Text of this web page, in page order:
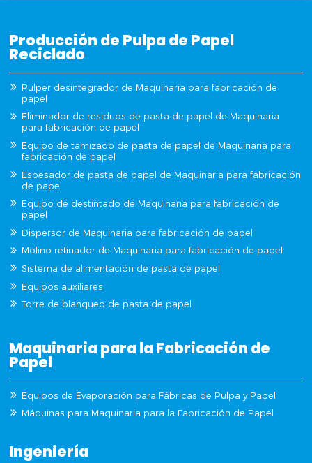
Producción de Pulpa de Papel
Reciclado
Pulper desintegrador de Maquinaria para fabricación de
papel
Eliminador de residuos de pasta de papel de Maquinaria
para fabricación de papel
Equipo de tamizado de pasta de papel de Maquinaria para
fabricación de papel
Espesador de pasta de papel de Maquinaria para fabricación
de papel
Equipo de destintado de Maquinaria para fabricación de
papel
Dispersor de Maquinaria para fabricación de papel
Molino refinador de Maquinaria para fabricación de papel
Sistema de alimentación de pasta de papel
Equipos auxiliares
Torre de blanqueo de pasta de papel
Maquinaria para la Fabricación de
Papel
Equipos de Evaporación para Fábricas de Pulpa y Papel
Máquinas para Maquinaria para la Fabricación de Papel
Ingeniería